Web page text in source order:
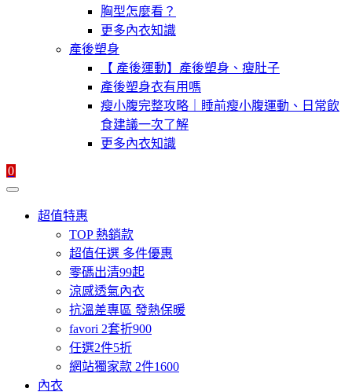
胸型怎麼看？
更多內衣知識
產後塑身
【 產後運動】產後塑身、瘦肚子
產後塑身衣有用嗎
瘦小腹完整攻略｜睡前瘦小腹運動、日常飲
食建議一次了解
更多內衣知識
0
超值特惠
TOP 熱銷款
超值任選 多件優惠
零碼出清99起
涼感透氣內衣
抗溫差專區 發熱保暖
favori 2套折900
任選2件5折
網站獨家款 2件1600
內衣